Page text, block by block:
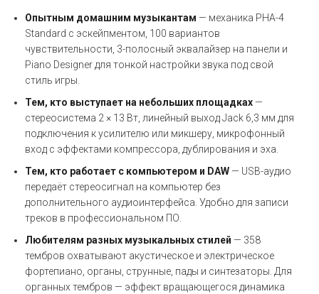
Опытным домашним музыкантам — механика PHA-4
Standard с эскейпментом, 100 вариантов
чувствительности, 3-полосный эквалайзер на панели и
Piano Designer для тонкой настройки звука под свой
стиль игры.
Тем, кто выступает на небольших площадках —
стереосистема 2 × 13 Вт, линейный выход Jack 6,3 мм для
подключения к усилителю или микшеру, микрофонный
вход с эффектами компрессора, дублирования и эха.
Тем, кто работает с компьютером и DAW — USB-аудио
передаёт стереосигнал на компьютер без
дополнительного аудиоинтерфейса. Удобно для записи
треков в профессиональном ПО.
Любителям разных музыкальных стилей — 358
тембров охватывают акустическое и электрическое
фортепиано, органы, струнные, пады и синтезаторы. Для
органных тембров — эффект вращающегося динамика